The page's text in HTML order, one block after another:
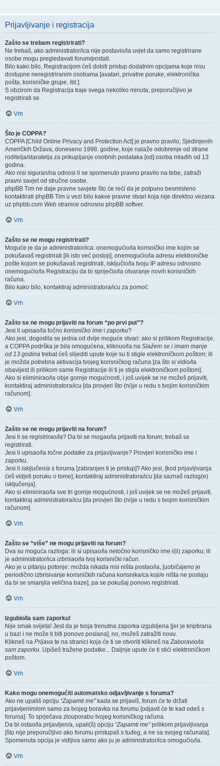
Prijavljivanje i registracija
Zašto se trebam registrirati?
Ne trebaš, ako administrator/ica nije postavio/la uvjet da samo registrirane
osobe mogu pregledavati forum/postati.
Bilo kako bilo, Registracijom ćeš dobiti pristup dodatnim opcijama koje nisu
dostupne neregistriranim osobama [avatari, privatne poruke, elektronička
pošta, korisničke grupe, itd.].
S obzirom da Registracija traje svega nekoliko minuta, preporučljivo je
registrirati se.
Vrh
Što je COPPA?
COPPA [Child Online Privacy and Protection Act] je pravno pravilo, Sjedinjenih
Američkih Država, doneseno 1998. godine, koje nalaže odobrenje od strane
roditelja/staratelja za prikupljanje osobnih podataka [od] osoba mlađih od 13
godina.
Ako nisi siguran/na odnosi li se spomenuto pravno pravilo na tebe, zatraži
pravni savjet od stručne osobe.
phpBB Tim ne daje pravne savjete što će reći da je potpuno besmisleno
kontaktirati phpBB Tim u vezi bilo kakve pravne stvari koja nije direktno vezana
uz phpbb.com Web stranice odnosno phpBB softver.
Vrh
Zašto se ne mogu registrirati?
Moguće je da je administrator/ica: onemogućio/la korisničko ime kojim se
pokušavaš registrirati [ili isto već postoji], onemogućio/la adresu elektroničke
pošte kojom se pokušavaš registrirati, isključio/la tvoju IP adresu odnosno
onemogućio/la Registraciju da bi spriječio/la otvaranje novih korisničkih
računa.
Bilo kako bilo, kontaktiraj administratora/icu za pomoć.
Vrh
Zašto se ne mogu prijaviti na forum “po prvi put”?
Jesi li upisao/la točno korisničko ime i zaporku?
Ako jesi, dogodila se jedna od dvije moguće stvari: ako si prilikom Registracije,
a COPPA podrška je bila omogućena, kliknuo/la na Slažem se i imam manje
od 13 godina trebat ćeš slijediti upute koje su ti stigle elektroničkom poštom; ili
je možda potrebna aktivacija tvojeg korisničkog računa [za što si vidio/la
obavijest ili prilikom same Registracije ili ti je stigla elektroničkom poštom].
Ako si eliminirao/la obje gornje mogućnosti, i još uvijek se ne možeš prijaviti,
kontaktiraj administratora/icu [da provjeri što (ni)je u redu s tvojim korisničkim
računom].
Vrh
Zašto se ne mogu prijaviti na forum?
Jesi li se registrirao/la? Da bi se mogao/la prijaviti na forum, trebaš se
registrirati.
Jesi li upisao/la točne podatke za prijavljivanje? Provjeri korisničko ime i
zaporku.
Jesi li isključen/a s foruma [zabranjen ti je pristup]? Ako jesi, [kod prijavljivanja
ćeš vidjeti poruku o tome], kontaktiraj administratora/icu [da saznaš razlog(e)
isključenja].
Ako si eliminirao/la sve tri gornje mogućnosti, i još uvijek se ne možeš prijaviti,
kontaktiraj administratora/icu [da provjeri što (ni)je u redu s tvojim korisničkim
računom].
Vrh
Zašto se “više” ne mogu prijaviti na forum?
Dva su moguća razloga: ili si upisao/la netočno korisničko ime i(li) zaporku; ili
je administrator/ica izbrisao/la tvoj korisnički račun.
Ako je u pitanju potonje: možda nikada nisi ništa postao/la, [uobičajeno je
periodično izbrisivanje korisničkih računa korisnika/ca koji/e ništa ne postaju
da bi se smanjila veličina baze], pa se pokušaj ponovo registrirati.
Vrh
Izgubio/la sam zaporku!
Nije smak svijeta! Jest da je tvoja trenutna zaporka izgubljena [jer je kriptirana
u bazi i ne može ti biti ponovo poslana], no, možeš zatražiti novu.
Klikneš na Prijava te na stranici koja će ti se otvoriti klikneš naZaboravio/la
sam zaporku. Upišeš tražene podatke... Daljnje upute će ti stići elektroničkom
poštom.
Vrh
Kako mogu onemogućiti automatsko odjavljivanje s foruma?
Ako ne upališ opciju “Zapamti me”kada se prijaviš, forum će te držati
prijavljenim/om samo za tvojeg boravka na forumu [odjavit će te kad odeš s
foruma]. To sprječava zlouporabu tvojeg korisničkog računa.
Da bi ostao/la prijavljen/a, upali(š) opciju “Zapamti me”prilikom prijavljivanja
[što nije preporučljivo ako forumu pristupaš s tuđeg, a ne sa svojeg računala].
Spomenuta opcija je vidljiva samo ako ju je administrator/ica omogućio/la.
Vrh